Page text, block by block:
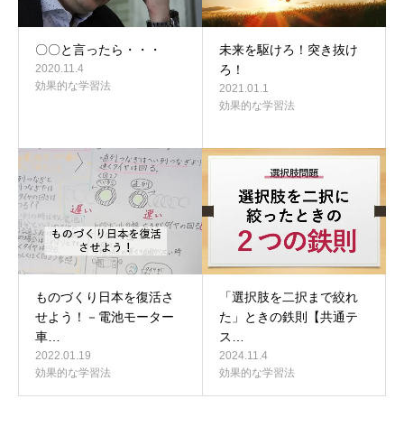
〇〇と言ったら・・・
2020.11.4
効果的な学習法
未来を駆けろ！突き抜け
ろ！
2021.01.1
効果的な学習法
ものづくり日本を復活さ
せよう！－電池モーター
車…
2022.01.19
効果的な学習法
「選択肢を二択まで絞れ
た」ときの鉄則【共通テ
ス…
2024.11.4
効果的な学習法